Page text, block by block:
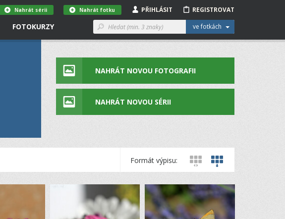
FOTOKURZY ve fotkách
REGISTROVAT
PŘIHLÁSIT
Nahrát fotku
Nahrát sérii
NAHRÁT NOVOU FOTOGRAFII
NAHRÁT NOVOU SÉRII
Formát výpisu: